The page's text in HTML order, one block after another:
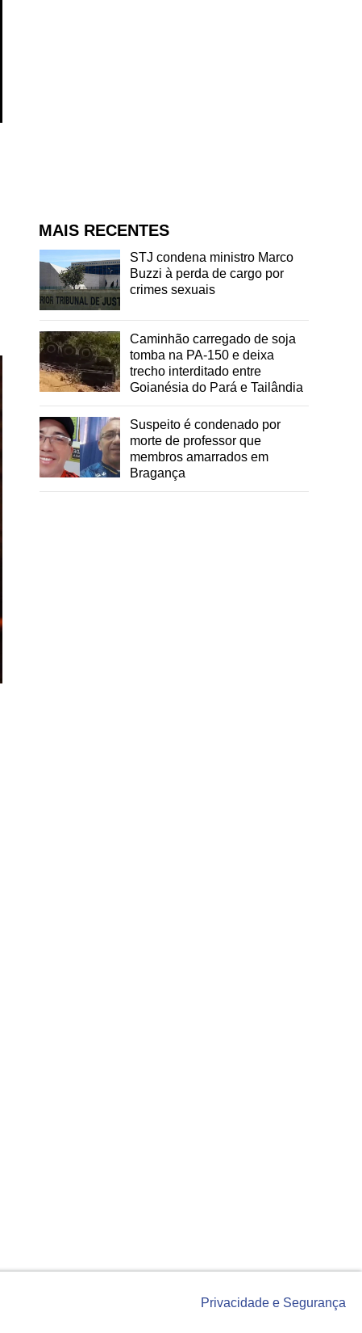
MAIS RECENTES
STJ condena ministro Marco
Buzzi à perda de cargo por
crimes sexuais
Caminhão carregado de soja
tomba na PA-150 e deixa
trecho interditado entre
Goianésia do Pará e Tailândia
Suspeito é condenado por
morte de professor que
membros amarrados em
Bragança
Privacidade e Segurança